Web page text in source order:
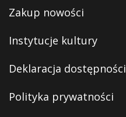
Zakup nowości
Instytucje kultury
Deklaracja dostępności
Polityka prywatności